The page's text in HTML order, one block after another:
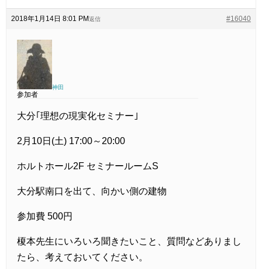
2018年1月14日 8:01 PM #16040
返信
神田
参加者
大分｢理想の現実化セミナー｣
2月10日(土) 17:00～20:00
ホルトホール2F セミナールームS
大分駅南口を出て、向かい側の建物
参加費 500円
榎本先生にいろいろ聞きたいこと、質問などありまし
たら、考えておいてください。